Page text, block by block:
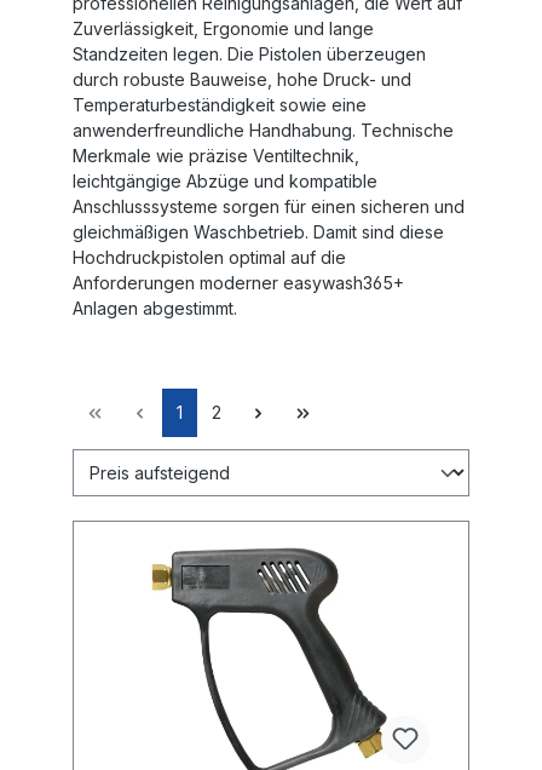
Zuverlässigkeit, Ergonomie und lange
Standzeiten legen. Die Pistolen überzeugen
durch robuste Bauweise, hohe Druck- und
Temperaturbeständigkeit sowie eine
anwenderfreundliche Handhabung. Technische
Merkmale wie präzise Ventiltechnik,
leichtgängige Abzüge und kompatible
Anschlusssysteme sorgen für einen sicheren und
gleichmäßigen Waschbetrieb. Damit sind diese
Hochdruckpistolen optimal auf die
Anforderungen moderner easywash365+
Anlagen abgestimmt.
1 2